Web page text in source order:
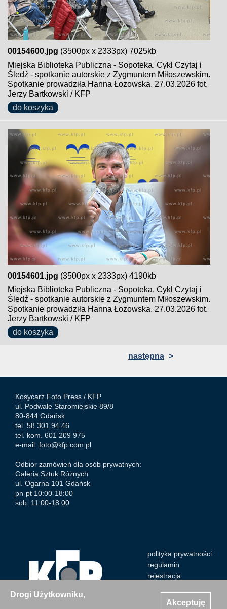
Akceptuję
Drogi Użytkowniku,
00154600.jpg (3500px x 2333px) 7025kb
Miejska Biblioteka Publiczna - Sopoteka. Cykl Czytaj i
Śledź - spotkanie autorskie z Zygmuntem Miłoszewskim.
Spotkanie prowadziła Hanna Łozowska. 27.03.2026 fot.
Jerzy Bartkowski / KFP
do koszyka
00154601.jpg (3500px x 2333px) 4190kb
Miejska Biblioteka Publiczna - Sopoteka. Cykl Czytaj i
Śledź - spotkanie autorskie z Zygmuntem Miłoszewskim.
Spotkanie prowadziła Hanna Łozowska. 27.03.2026 fot.
Jerzy Bartkowski / KFP
do koszyka
następna >
Kosycarz Foto Press / KFP
ul. Podwale Staromiejskie 89/8
80-844 Gdańsk
tel. 58 301 94 46
tel. kom. 601 209 975
e-mail: foto@kfp.com.pl
Odbiór zamówień dla osób prywatnych:
Galeria Sztuk Różnych
ul. Ogarna 101 Gdańsk
pn-pt 10:00-18:00
sob. 11:00-18:00
polityka prywatności
regulamin
rejestracja